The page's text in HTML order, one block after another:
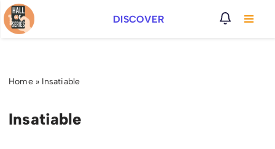
Vai
DISCOVER
Home» Insatiable
Insatiable